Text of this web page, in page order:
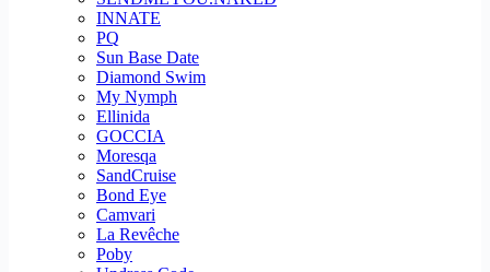
INNATE
PQ
Sun Base Date
Diamond Swim
My Nymph
Ellinida
GOCCIA
Moresqa
SandCruise
Bond Eye
Camvari
La Revêche
Poby